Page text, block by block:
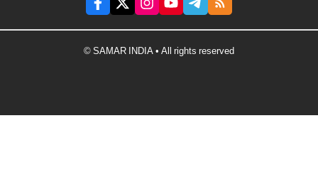
© SAMAR INDIA • All rights reserved